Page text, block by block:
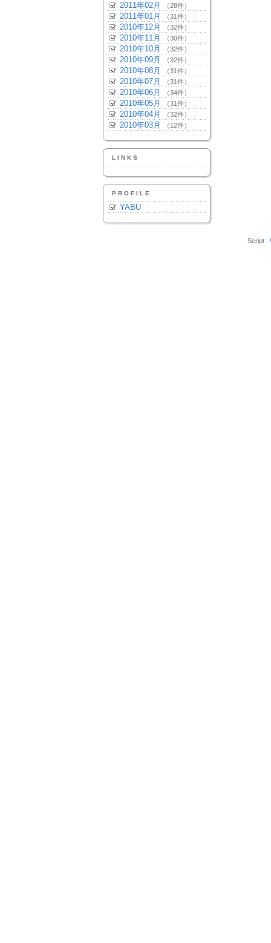
2011年02月 （28件）
2011年01月 （31件）
2010年12月 （32件）
2010年11月 （30件）
2010年10月 （32件）
2010年09月 （32件）
2010年08月 （31件）
2010年07月 （31件）
2010年06月 （34件）
2010年05月 （31件）
2010年04月 （32件）
2010年03月 （12件）
LINKS
PROFILE
YABU
Script :